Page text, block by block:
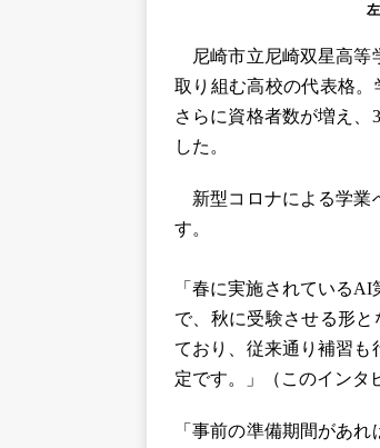
尼崎市立尼崎双星高等
取り組む高校の代表格
さらに資格者数が増え、
した。
新型コロナによる学業
す。
「春に実施されている
で、秋に受験させる形
ており、従来通り補習も
定です。」（このインタ
「事前の準備期間があ